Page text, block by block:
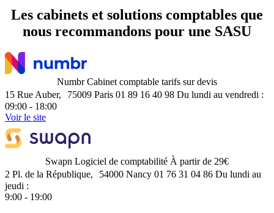
Les cabinets et solutions comptables que
nous recommandons pour une SASU
NumbrCabinet comptable tarifs sur devis
15 Rue Auber, 75009 Paris 01 89 16 40 98 Du lundi au vendredi :
09:00 - 18:00
Voir le site
Swapn Logiciel de comptabilité À partir de 29€
2 Pl. de la République, 54000 Nancy 01 76 31 04 86 Du lundi au
jeudi :
9:00 - 19:00